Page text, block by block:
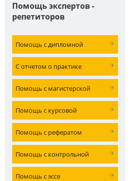
Помощь экспертов -
репетиторов
Помощь с дипломной
С отчетом о практике
Помощь с магистерской
Помощь с курсовой
Помощь с рефератом
Помощь с контрольной
Помощь с эссе